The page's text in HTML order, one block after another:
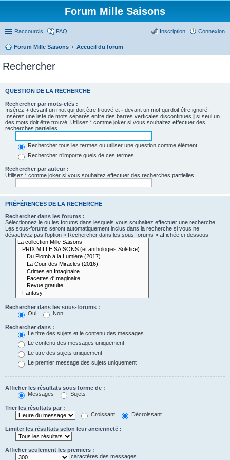
Forum Mille Saisons
Raccourcis FAQ Connexion
Inscription
Forum Mille Saisons Accueil du forum
Rechercher
QUESTION DE LA RECHERCHE
Rechercher par mots-clés :
Insérez + devant un mot qui doit être trouvé et - devant un mot qui doit être ignoré.
Insérez une liste de mots séparés entre des barres verticales discontinues | si seul un
des mots doit être trouvé. Utilisez * comme joker si vous souhaitez effectuer des
recherches partielles.
Rechercher tous les termes ou utiliser une question comme élément
Rechercher n’importe quels de ces termes
Rechercher par auteur :
Utilisez * comme joker si vous souhaitez effectuer des recherches partielles.
PRÉFÉRENCES DE LA RECHERCHE
Rechercher dans les forums :
Sélectionnez le ou les forums dans lesquels vous souhaitez effectuer une recherche.
Les sous-forums seront automatiquement inclus dans la recherche si vous ne
désactivez pas l’option « Rechercher dans les sous-forums » affichée ci-dessous.
Rechercher dans les sous-forums :
Oui
Non
Rechercher dans :
Le titre des sujets et le contenu des messages
Le contenu des messages uniquement
Le titre des sujets uniquement
Le premier message des sujets uniquement
Afficher les résultats sous forme de :
Messages
Sujets
Trier les résultats par :
Croissant
Décroissant
Limiter les résultats selon leur ancienneté :
Afficher seulement les premiers :
caractères des messages